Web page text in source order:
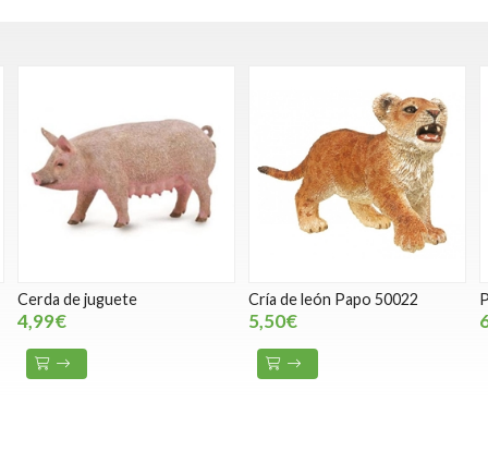
Cría de león Papo 50022
5,50€
Pangolín de juguete
6,99€